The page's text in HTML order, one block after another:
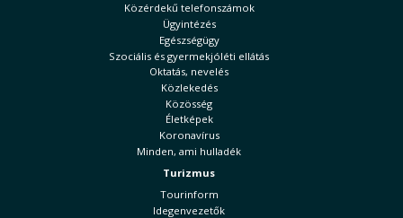
Közérdekű telefonszámok
Ügyintézés
Egészségügy
Szociális és gyermekjóléti ellátás
Oktatás, nevelés
Közlekedés
Közösség
Életképek
Koronavírus
Minden, ami hulladék
Turizmus
Tourinform
Idegenvezetők